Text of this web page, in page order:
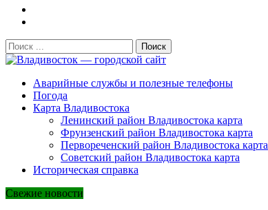
Поиск:
Владивосток — городской сайт
Аварийные службы и полезные телефоны
Погода
Карта Владивостока
Ленинский район Владивостока карта
Фрунзенский район Владивостока карта
Первореченский район Владивостока карта
Советский район Владивостока карта
Историческая справка
Свежие новости